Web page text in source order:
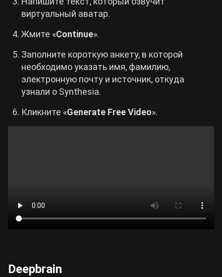
виртуальный аватар.
Жмите «Continue».
Заполните короткую анкету, в которой
необходимо указать имя, фамилию,
электронную почту и источник, откуда
узнали о Synthesia.
Кликните «Generate Free Video».
Deepbrain